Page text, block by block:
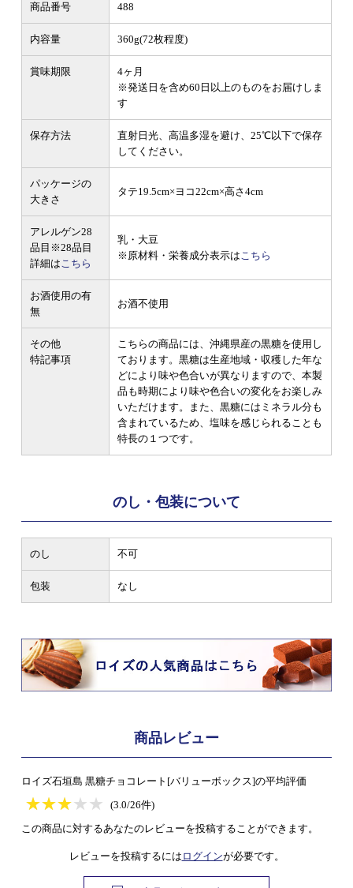
商品番号 488
内容量 360g(72枚程度)
賞味期限
4ヶ月
※発送日を含め60日以上のものをお届けしま
す
保存方法
直射日光、高温多湿を避け、25℃以下で保存
してください。
パッケージの
大きさ
タテ19.5cm×ヨコ22cm×高さ4cm
アレルゲン28
品目 ※28品目
詳細はこちら
乳・大豆
※原材料・栄養成分表示はこちら
お酒使用の有
無
お酒不使用
その他
特記事項
こちらの商品には、沖縄県産の黒糖を使用し
ております。黒糖は生産地域・収穫した年な
どにより味や色合いが異なりますので、本製
品も時期により味や色合いの変化をお楽しみ
いただけます。また、黒糖にはミネラル分も
含まれているため、塩味を感じられることも
特長の１つです。
のし・包装について
のし 不可
包装 なし
商品レビュー
ロイズ石垣島 黒糖チョコレート[バリューボックス]の平均評価
★★★★★
★★★★★
(3.0/26件)
この商品に対するあなたのレビューを投稿することができます。
レビューを投稿するには ログインが必要です。